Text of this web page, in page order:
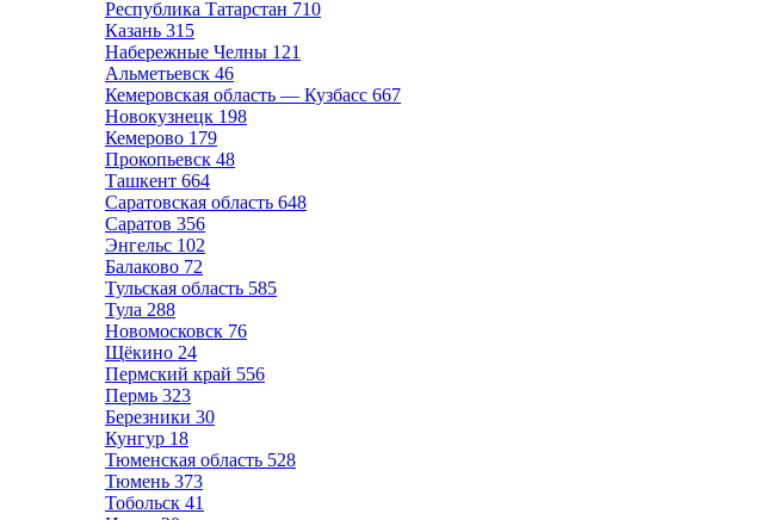
Республика Татарстан 710
Казань 315
Набережные Челны 121
Альметьевск 46
Кемеровская область — Кузбасс 667
Новокузнецк 198
Кемерово 179
Прокопьевск 48
Ташкент 664
Саратовская область 648
Саратов 356
Энгельс 102
Балаково 72
Тульская область 585
Тула 288
Новомосковск 76
Щёкино 24
Пермский край 556
Пермь 323
Березники 30
Кунгур 18
Тюменская область 528
Тюмень 373
Тобольск 41